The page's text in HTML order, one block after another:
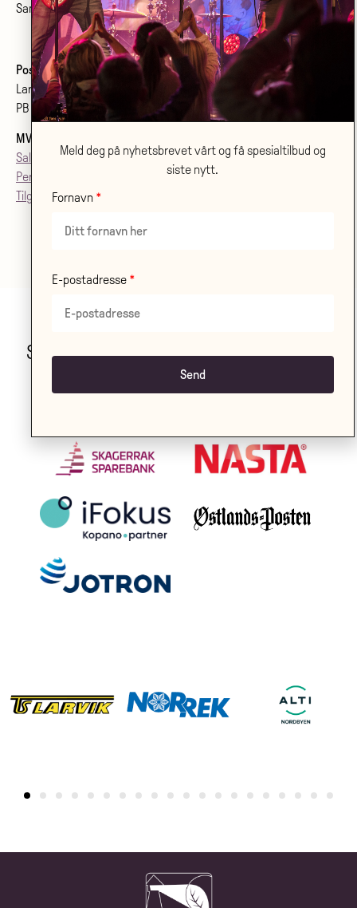
Sanden 2, 3264 Larvik
Postadresse:
Larvik kulturhus Bølgen KF
PB 2020, 3255 Larvik
MVA
Salgsvilkår
Personvern
Tilgjenglighetsærklæring
Stor takk til våre samarbeidspartnere!
Meld deg på nyhetsbrevet vårt og få spesialtilbud og
siste nytt.
Fornavn
E-postadresse